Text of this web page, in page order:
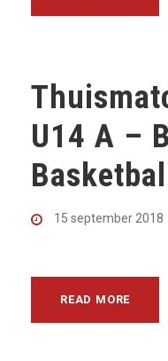
U14 A –
15 september 2018
READ MORE